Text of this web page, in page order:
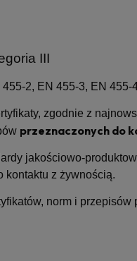
III
455-2, EN 455-3, EN
zgodnie z
przeznaczonych do
jakościowo-
kontaktu z żywnością.
norm i